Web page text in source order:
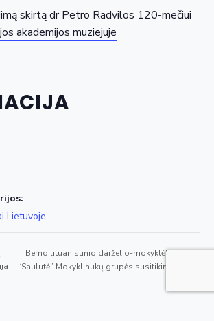
skirtą dr Petro Radvilos 120-mečiui
akademijos muziejuje
Lietuvoje
Berno lituanistinio darželio-mokyklėlės
“Saulutė” Mokyklinukų grupės susitikimas